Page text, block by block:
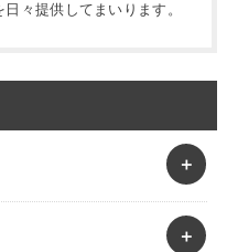
々提供してまいります。